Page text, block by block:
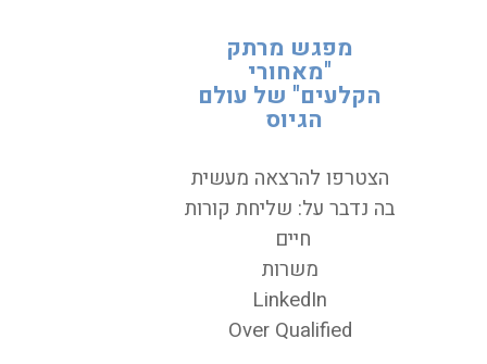
מפגש מרתק
"מאחורי
הקלעים" של עולם
הגיוס
הצטרפו להרצאה מעשית
בה נדבר על: שליחת קורות
חיים
משרות
LinkedIn
Over Qualified